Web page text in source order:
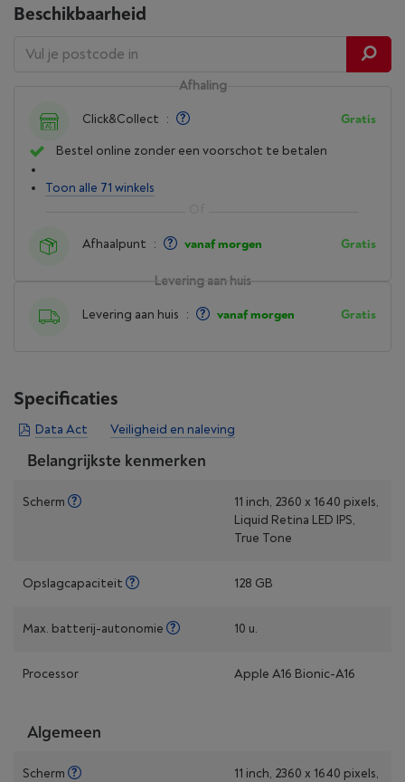
Beschikbaarheid
Levering aan huis
Levering aan huis : vanaf morgen Gratis
Afhaling
Click&Collect : Gratis
Bestel online zonder een voorschot te betalen
Toon alle 71 winkels
Afhaalpunt : vanaf morgen Gratis
Specificaties
Veiligheid en naleving
Data Act
Belangrijkste kenmerken
Scherm
11 inch, 2360 x 1640 pixels,
Liquid Retina LED IPS,
True Tone
Opslagcapaciteit 128 GB
Max. batterij-autonomie 10 u.
Processor Apple A16 Bionic-A16
Algemeen
Scherm 11 inch, 2360 x 1640 pixels,